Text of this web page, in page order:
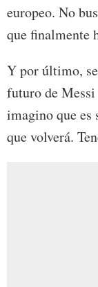
europeo. No
que finalmente
Y por último,
futuro de
imagino que es
que volverá.